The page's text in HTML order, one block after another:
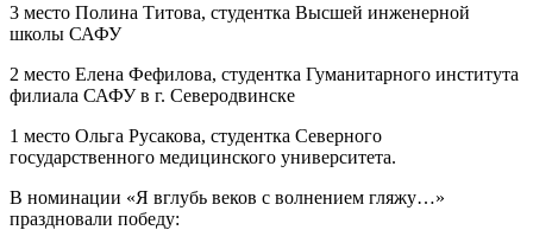
3 место Полина Титова, студентка Высшей инженерной
школы САФУ
2 место Елена Фефилова, студентка Гуманитарного института
филиала САФУ в г. Северодвинске
1 место Ольга Русакова, студентка Северного
государственного медицинского университета.
В номинации «Я вглубь веков с волнением гляжу…»
праздновали победу: